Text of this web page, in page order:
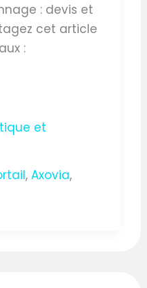
: devis et
cet article
:
et
, Axovia,